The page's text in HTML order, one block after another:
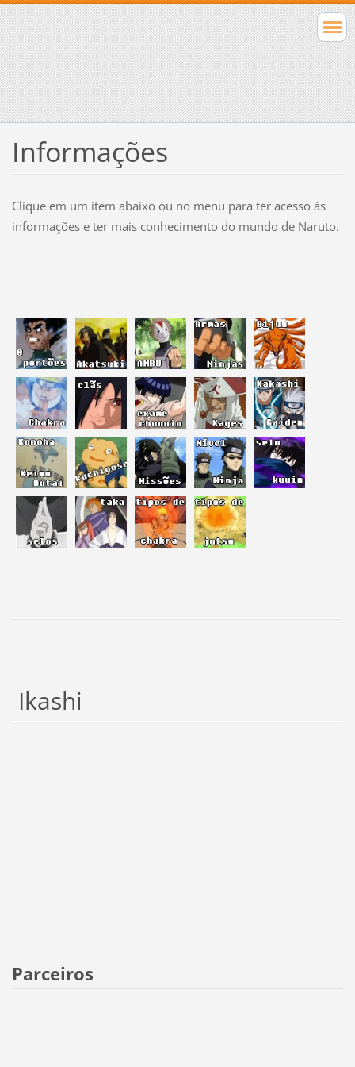
Informações
Clique em um item abaixo ou no menu para ter acesso às
informações e ter mais conhecimento do mundo de Naruto.
Ikashi
Parceiros